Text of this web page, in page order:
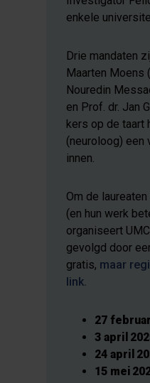
enkele
Drie mandaten
Maarten Moens
Nouredin
en Prof. dr. Jan
kers op de taart
(neuroloog) een
innen.
Om de
(en hun werk
organiseert
gevolgd door
gratis, maar
link.
27
3 april
24 april
15 mei